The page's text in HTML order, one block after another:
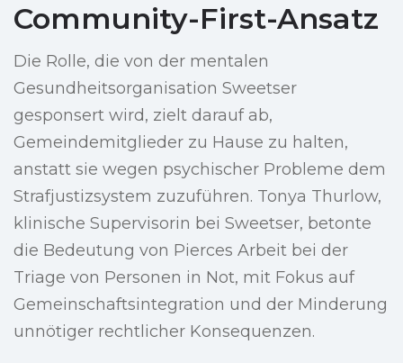
Community-First-Ansatz
Die Rolle, die von der mentalen
Gesundheitsorganisation Sweetser
gesponsert wird, zielt darauf ab,
Gemeindemitglieder zu Hause zu halten,
anstatt sie wegen psychischer Probleme dem
Strafjustizsystem zuzuführen. Tonya Thurlow,
klinische Supervisorin bei Sweetser, betonte
die Bedeutung von Pierces Arbeit bei der
Triage von Personen in Not, mit Fokus auf
Gemeinschaftsintegration und der Minderung
unnötiger rechtlicher Konsequenzen.